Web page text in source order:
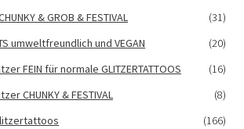
& GROB & FESTIVAL
(31)
umweltfreundlich und VEGAN
(20)
FEIN für normale GLITZERTATTOOS
(16)
CHUNKY & FESTIVAL
(8)
(166)